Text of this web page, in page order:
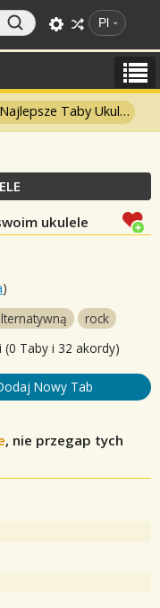
Pl
Najlepsze Taby Ukulele
ukulele
)
rock
(0 Taby i 32 akordy)
Nowy Tab
, nie przegap tych